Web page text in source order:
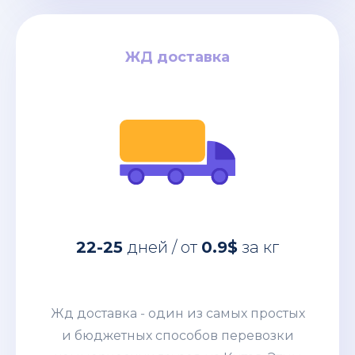
ЖД доставка
22-25 дней / от 0.9$ за кг
Жд доставка - один из самых простых
и бюджетных способов перевозки
ЖД доставка
22-25
дней / от
Жд доставка - один из самых простых
направлением мы возим от
небольших сборных грузов 100-200кг